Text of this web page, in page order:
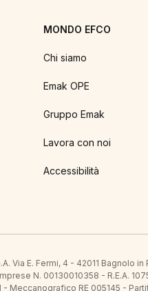
MONDO EFCO
Chi siamo
Emak OPE
Gruppo Emak
Lavora con noi
Accessibilità
Via E. Fermi, 4 - 42011 Bagnolo in
N. 00130010358 - R.E.A.
Meccanografico RE 005145 -